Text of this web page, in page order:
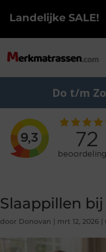
Landelijke SALE!
Do t/m Zo
Slaappillen
door Donovan | mrt 12, 2026 |